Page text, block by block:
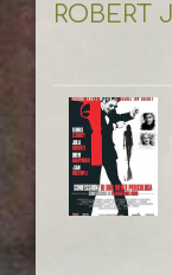
ROBERT